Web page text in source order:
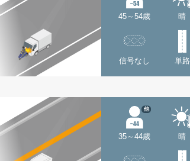
45～54歳 晴
信号なし 単路
35～44歳
他
晴